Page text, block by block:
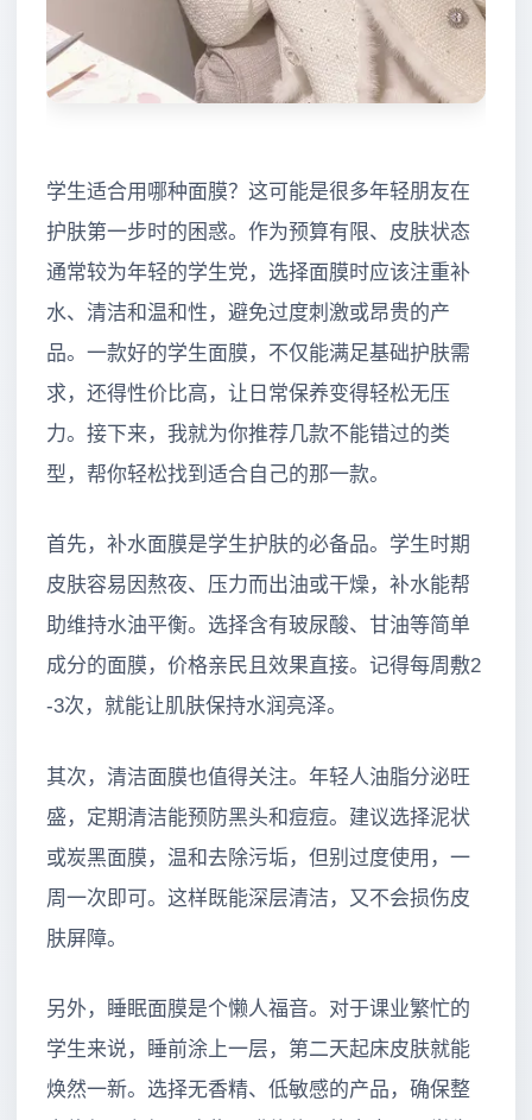
学生适合用哪种面膜？这可能是很多年轻朋友在
护肤第一步时的困惑。作为预算有限、皮肤状态
通常较为年轻的学生党，选择面膜时应该注重补
水、清洁和温和性，避免过度刺激或昂贵的产
品。一款好的学生面膜，不仅能满足基础护肤需
求，还得性价比高，让日常保养变得轻松无压
力。接下来，我就为你推荐几款不能错过的类
型，帮你轻松找到适合自己的那一款。
首先，补水面膜是学生护肤的必备品。学生时期
皮肤容易因熬夜、压力而出油或干燥，补水能帮
助维持水油平衡。选择含有玻尿酸、甘油等简单
成分的面膜，价格亲民且效果直接。记得每周敷2
-3次，就能让肌肤保持水润亮泽。
其次，清洁面膜也值得关注。年轻人油脂分泌旺
盛，定期清洁能预防黑头和痘痘。建议选择泥状
或炭黑面膜，温和去除污垢，但别过度使用，一
周一次即可。这样既能深层清洁，又不会损伤皮
肤屏障。
另外，睡眠面膜是个懒人福音。对于课业繁忙的
学生来说，睡前涂上一层，第二天起床皮肤就能
焕然一新。选择无香精、低敏感的产品，确保整